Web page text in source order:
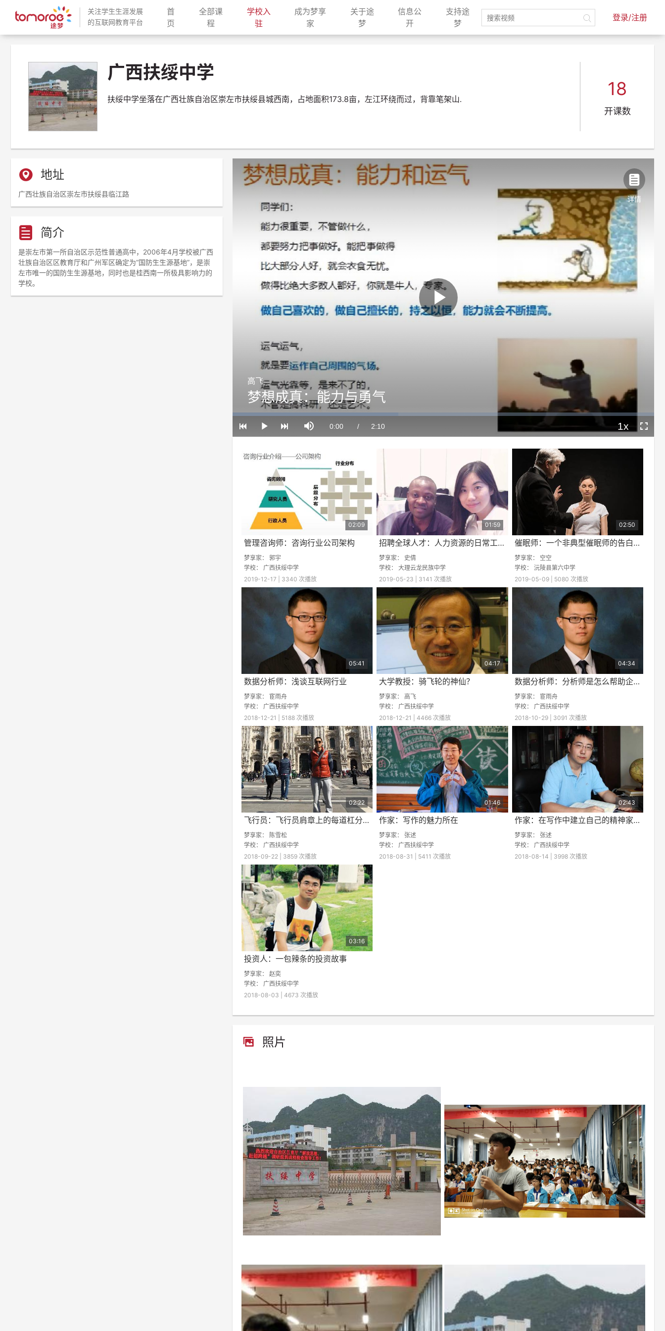
关注学生生涯发展
的互联网教育平台
首
页 (current)
全部课
程
学校入
驻(current)
成为梦享
家
关于途
梦(current)
信息公
开(current)
支持途
梦(current)
登录/注册
广西扶绥中学
扶绥中学坐落在广西壮族自治区崇左市扶绥县城西南，占地面积173.8亩，左江环绕而过，背靠笔架山. 18
开课数
地址
广西壮族自治区崇左市扶绥县临江路
简介
是崇左市第一所自治区示范性普通高中，2006年4月学校被广西
壮族自治区区教育厅和广州军区确定为“国防生生源基地”，是崇
左市唯一的国防生生源基地，同时也是桂西南一所极具影响力的
学校。
Play
Play
Current
0:00 / Duration
2:10
Loaded:
Progress:
0%
Playback
Rate
1x
高飞
梦想成真：能力与勇气
详情
02:09
管理咨询师：咨询行业公司架构
梦享家： 郭宇
学校： 广西扶绥中学
2019-12-17 | 3340 次播放
01:59
招聘全球人才：人力资源的日常工作
梦享家： 史倩
学校：大理云龙民族中学
2019-05-23 | 3141 次播放
02:50
催眠师：一个非典型催眠师的告白，带你入梦 驯服心魔！
梦享家： 空空
学校： 沅陵县第六中学
2019-05-09 | 5080 次播放
05:41
数据分析师：浅谈互联网行业
梦享家： 宦雨舟
学校： 广西扶绥中学
2018-12-21 | 5188 次播放
04:17
大学教授：骑飞轮的神仙？
梦享家：高飞
学校： 广西扶绥中学
2018-12-21 | 4466 次播放
04:34
数据分析师：分析师是怎么帮助企业的？
梦享家： 宦雨舟
学校： 广西扶绥中学
2018-10-29 | 3091 次播放
02:22
飞行员：飞行员肩章上的每道杠分别代表什么？
梦享家：
陈雪松
学校： 广西扶绥中学
2018-09-22 | 3859 次播放
01:46
作家：写作的魅力所在
梦享家： 张述
学校： 广西扶绥中学
2018-08-31 | 5411 次播放
02:43
作家：在写作中建立自己的精神家园
梦享家： 张述
学校： 广西扶绥中学
2018-08-14 | 3998 次播放
03:16
投资人：一包辣条的投资故事
梦享家： 赵奕
学校： 广西扶绥中学
2018-08-03 | 4673 次播放
照片